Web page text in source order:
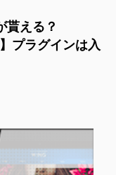
貰える？
プラグインは入